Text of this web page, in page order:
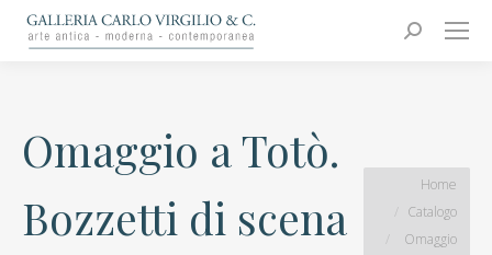
Search:
Carlo Virgilio & C.
Arte moderna e contemporanea
Omaggio a Totò.
Bozzetti di scena
You are here:
Home
Catalogo
Omaggio